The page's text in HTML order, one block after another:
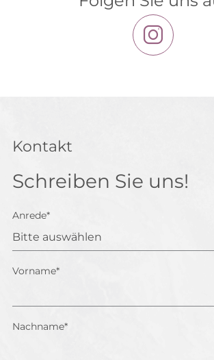
Kontakt
Schreiben Sie uns!
Anrede*
Vorname*
Nachname*